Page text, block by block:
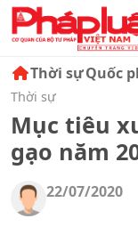
Thời sựQuốc
Thời sự
Mục tiêu
gạo năm
22/07/2020